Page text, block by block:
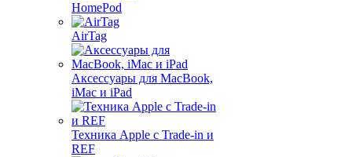
HomePod
AirTag
Аксессуары для MacBook,
iMac и iPad
Техника Apple с Trade-in и
REF